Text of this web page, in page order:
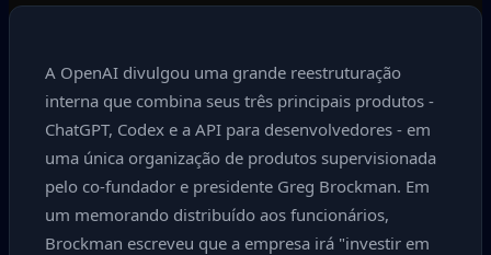
A OpenAI divulgou uma grande reestruturação
interna que combina seus três principais produtos -
ChatGPT, Codex e a API para desenvolvedores - em
uma única organização de produtos supervisionada
pelo co-fundador e presidente Greg Brockman. Em
um memorando distribuído aos funcionários,
Brockman escreveu que a empresa irá "investir em